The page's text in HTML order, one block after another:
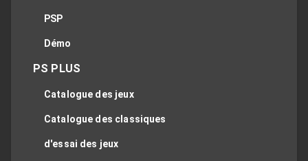
PSP
Démo
PS PLUS
Catalogue des jeux
Catalogue des classiques
d'essai des jeux